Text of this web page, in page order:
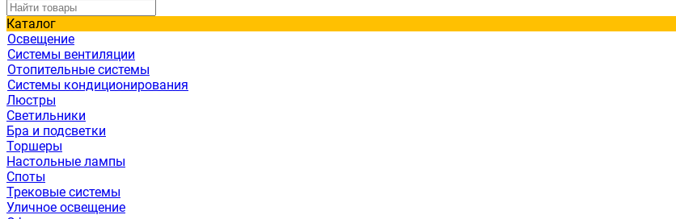
Каталог
Освещение
Системы вентиляции
Отопительные системы
Системы кондиционирования
Люстры
Светильники
Бра и подсветки
Торшеры
Настольные лампы
Споты
Трековые системы
Уличное освещение